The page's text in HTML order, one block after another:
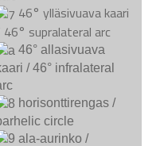
46° ylläsivuava kaari
supralateral arc
46° allasivuava
/ 46° infralateral
horisonttirengas /
circle
ala-aurinko /